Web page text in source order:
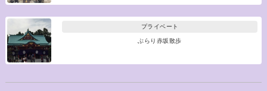
プライベート
ぶらり赤坂散歩